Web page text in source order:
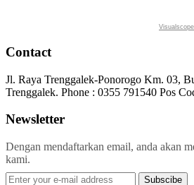
Contact
Jl. Raya Trenggalek-Ponorogo Km. 03,
Trenggalek. Phone : 0355 791540 Pos
Newsletter
Dengan mendaftarkan email, anda akan
kami.
Subscibe